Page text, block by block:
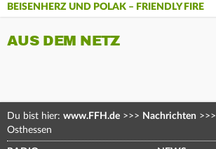
BEISENHERZ UND POLAK – FRIENDLY FIRE
AUS DEM NETZ
Du bist hier: www.FFH.de >>> Nachrichten >>>
Osthessen